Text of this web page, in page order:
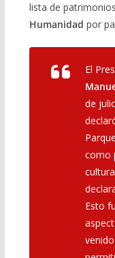
lista de
Humanidad por
El
de
como
Esto